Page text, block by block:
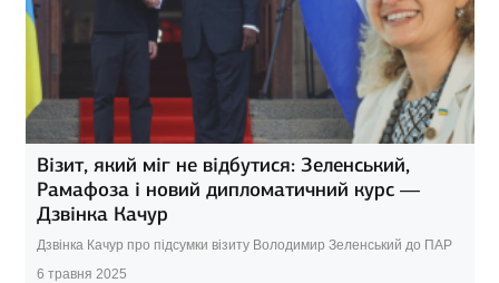
Візит, який міг не відбутися: Зеленський,
Рамафоза і новий дипломатичний курс —
Дзвінка Качур
Дзвінка Качур про підсумки візиту Володимир Зеленський до ПАР
6 травня 2025